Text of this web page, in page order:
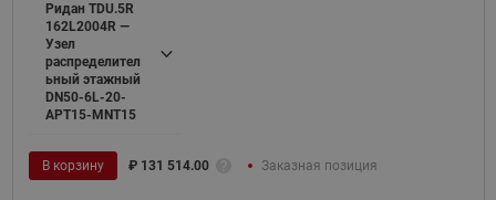
Ридан TDU.5R
162L2004R —
Узел
распределител
ьный этажный
DN50-6L-20-
APT15-MNT15
В корзину ₽ 131 514.00 Заказная позиция